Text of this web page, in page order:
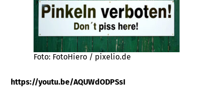
Foto: FotoHiero / pixelio.de
https://youtu.be/AQUWdODPSsI